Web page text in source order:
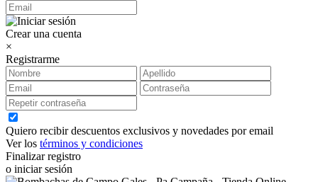
Crear una cuenta
×
Registrarme
Quiero recibir descuentos exclusivos y novedades por email
Ver los términos y condiciones
Finalizar registro
o iniciar sesión